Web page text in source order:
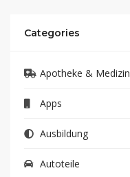
Categories
Apotheke & Medizin
Apps
Ausbildung
Autoteile